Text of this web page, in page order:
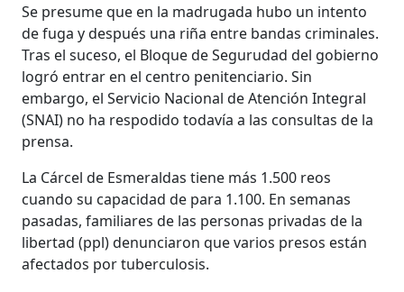
Se presume que en la madrugada hubo un intento
de fuga y después una riña entre bandas criminales.
Tras el suceso, el Bloque de Segurudad del gobierno
logró entrar en el centro penitenciario. Sin
embargo, el Servicio Nacional de Atención Integral
(SNAI) no ha respodido todavía a las consultas de la
prensa.
La Cárcel de Esmeraldas tiene más 1.500 reos
cuando su capacidad de para 1.100. En semanas
pasadas, familiares de las personas privadas de la
libertad (ppl) denunciaron que varios presos están
afectados por tuberculosis.